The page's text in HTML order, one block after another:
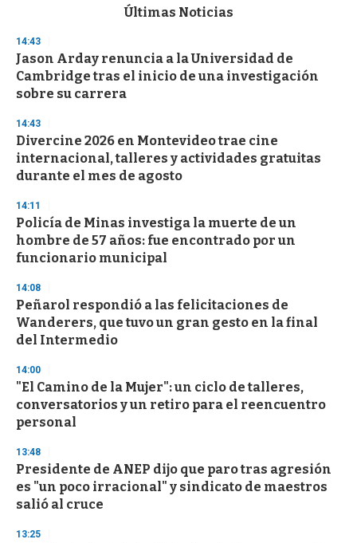
d
s
o
f
3
s
e
c
o
n
s
Últimas Noticias
14:43
Jason Arday renuncia a la Universidad de
Cambridge tras el inicio de una investigación
sobre su carrera
14:43
Divercine 2026 en Montevideo trae cine
internacional, talleres y actividades gratuitas
durante el mes de agosto
14:11
Policía de Minas investiga la muerte de un
hombre de 57 años: fue encontrado por un
funcionario municipal
14:08
Peñarol respondió a las felicitaciones de
Wanderers, que tuvo un gran gesto en la final
del Intermedio
14:00
"El Camino de la Mujer": un ciclo de talleres,
conversatorios y un retiro para el reencuentro
personal
13:48
Presidente de ANEP dijo que paro tras agresión
es "un poco irracional" y sindicato de maestros
salió al cruce
13:25